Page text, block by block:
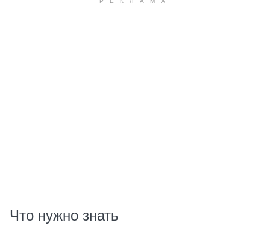
Что нужно знать